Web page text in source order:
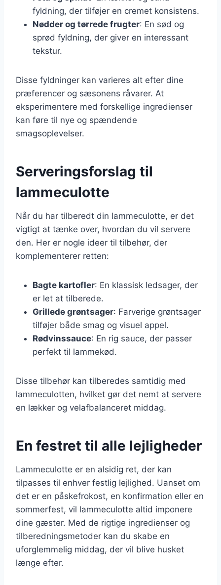
fyldning, der tilføjer en cremet konsistens.
Nødder og tørrede frugter: En sød og
sprød fyldning, der giver en interessant
tekstur.
Disse fyldninger kan varieres alt efter dine
præferencer og sæsonens råvarer. At
eksperimentere med forskellige ingredienser
kan føre til nye og spændende
smagsoplevelser.
Serveringsforslag til
lammeculotte
Når du har tilberedt din lammeculotte, er det
vigtigt at tænke over, hvordan du vil servere
den. Her er nogle ideer til tilbehør, der
komplementerer retten:
Bagte kartofler: En klassisk ledsager, der
er let at tilberede.
Grillede grøntsager: Farverige grøntsager
tilføjer både smag og visuel appel.
Rødvinssauce: En rig sauce, der passer
perfekt til lammekød.
Disse tilbehør kan tilberedes samtidig med
lammeculotten, hvilket gør det nemt at servere
en lækker og velafbalanceret middag.
En festret til alle lejligheder
Lammeculotte er en alsidig ret, der kan
tilpasses til enhver festlig lejlighed. Uanset om
det er en påskefrokost, en konfirmation eller en
sommerfest, vil lammeculotte altid imponere
dine gæster. Med de rigtige ingredienser og
tilberedningsmetoder kan du skabe en
uforglemmelig middag, der vil blive husket
længe efter.